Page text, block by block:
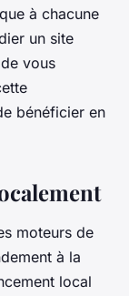
à chacune
un site
vous
bénéficier en
moteurs de
à la
local